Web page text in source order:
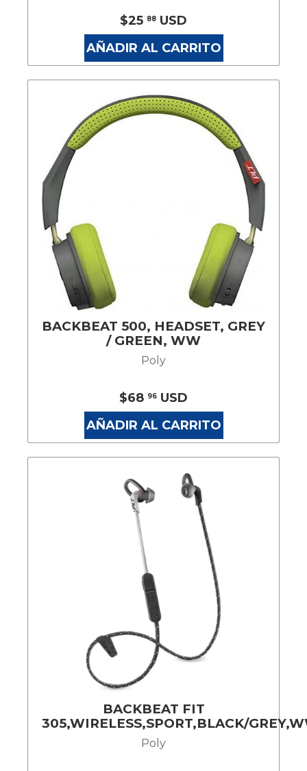
$25 88 USD
AÑADIR AL CARRITO
BACKBEAT 500, HEADSET, GREY
/ GREEN, WW
Poly
$68 96 USD
AÑADIR AL CARRITO
BACKBEAT FIT
305,WIRELESS,SPORT,BLACK/
Poly